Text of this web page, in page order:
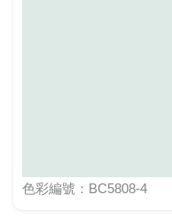
色彩編號：BC5808-4